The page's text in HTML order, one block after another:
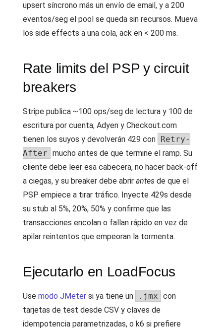
upsert síncrono más un envío de email, y a 200
eventos/seg el pool se queda sin recursos. Mueva
los side effects a una cola, ack en < 200 ms.
Rate limits del PSP y circuit
breakers
Stripe publica ~100 ops/seg de lectura y 100 de
escritura por cuenta; Adyen y Checkout.com
tienen los suyos y devolverán 429 con Retry-
After mucho antes de que termine el ramp. Su
cliente debe leer esa cabecera, no hacer back-off
a ciegas, y su breaker debe abrir antes de que el
PSP empiece a tirar tráfico. Inyecte 429s desde
su stub al 5%, 20%, 50% y confirme que las
transacciones encolan o fallan rápido en vez de
apilar reintentos que empeoran la tormenta.
Ejecutarlo en LoadFocus
Use modo JMeter si ya tiene un .jmx con
tarjetas de test desde CSV y claves de
idempotencia parametrizadas, o k6 si prefiere